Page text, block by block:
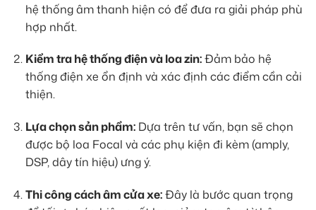
hệ thống âm thanh hiện có để đưa ra giải pháp phù
hợp nhất.
Kiểm tra hệ thống điện và loa zin:Đảm bảo hệ
thống điện xe ổn định và xác định các điểm cần cải
thiện.
Lựa chọn sản phẩm:Dựa trên tư vấn, bạn sẽ chọn
được bộ loa Focal và các phụ kiện đi kèm (amply,
DSP, dây tín hiệu) ưng ý.
Thi công cách âm cửa xe:Đây là bước quan trọng